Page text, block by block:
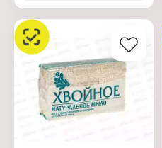
пластификатор,
отбеливающее
вещество, крем с
маслом зародышей
пшеницы, ЭДТА натрия,
лимонная кислота,
хлорид натрия, диоксид
титана (CI 77891).
Характеристики: